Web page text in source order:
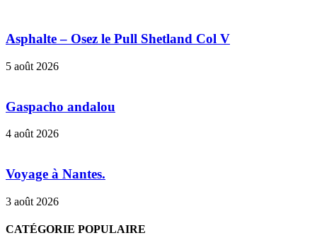
Asphalte – Osez le Pull Shetland Col V
5 août 2026
Gaspacho andalou
4 août 2026
Voyage à Nantes.
3 août 2026
CATÉGORIE POPULAIRE